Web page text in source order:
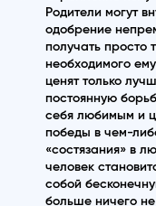
Родители могут
одобрение
получать просто
необходимого
ценят только
постоянную
себя любимым и
победы в чем-
«состязания» в
человек
собой
больше ничего